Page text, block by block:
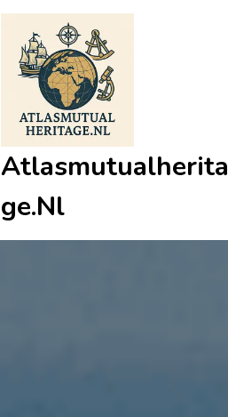
Atlasmutualherita
Ge.nl